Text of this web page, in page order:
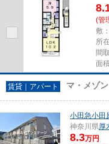
(管
敷
所
間
面
賃貸｜アパート マ・メゾ
小田急小田
神奈川県厚
8.3万円